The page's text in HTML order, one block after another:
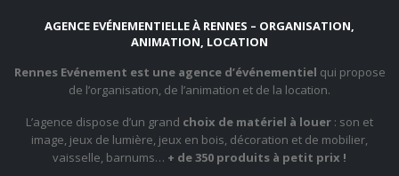
AGENCE EVÉNEMENTIELLE À RENNES – ORGANISATION,
ANIMATION, LOCATION
Rennes Evénement est une agence d’événementiel qui propose
de l’organisation, de l’animation et de la location.
L’agence dispose d’un grand choix de matériel à louer : son et
image, jeux de lumière, jeux en bois, décoration et de mobilier,
vaisselle, barnums… + de 350 produits à petit prix !